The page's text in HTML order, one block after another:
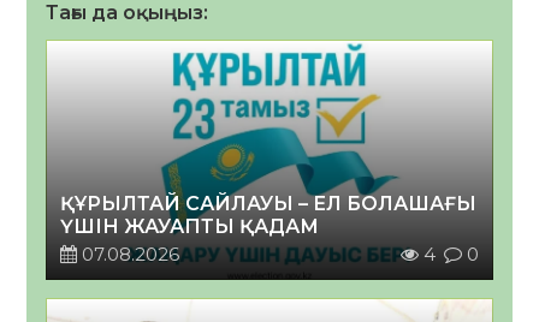
Тағы да оқыңыз:
ҚҰРЫЛТАЙ САЙЛАУЫ – ЕЛ БОЛАШАҒЫ
ҮШІН ЖАУАПТЫ ҚАДАМ
07.08.2026
4 0